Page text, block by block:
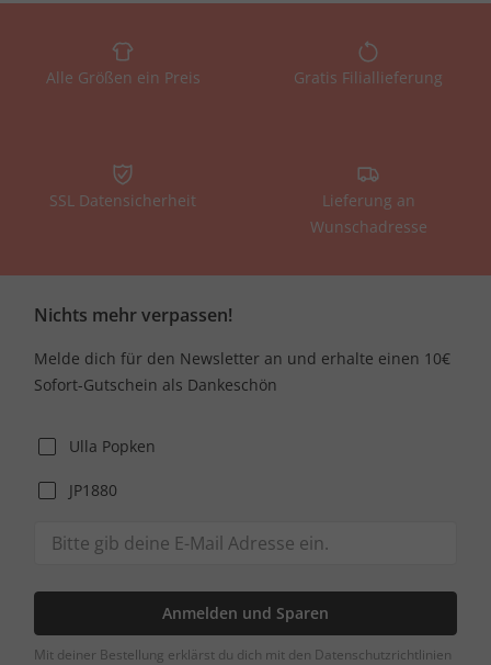
Alle Größen ein Preis Gratis Filiallieferung
SSL Datensicherheit
Lieferung an
Wunschadresse
Nichts mehr verpassen!
Melde dich für den Newsletter an und erhalte einen 10€
Sofort-Gutschein als Dankeschön
Ulla Popken
JP1880
Anmelden und Sparen
Mit deiner Bestellung erklärst du dich mit den Datenschutzrichtlinien